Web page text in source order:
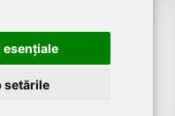
setările
de promovare online
COMMUNICATIONS SRL